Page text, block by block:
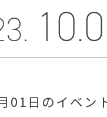
01日のイベン